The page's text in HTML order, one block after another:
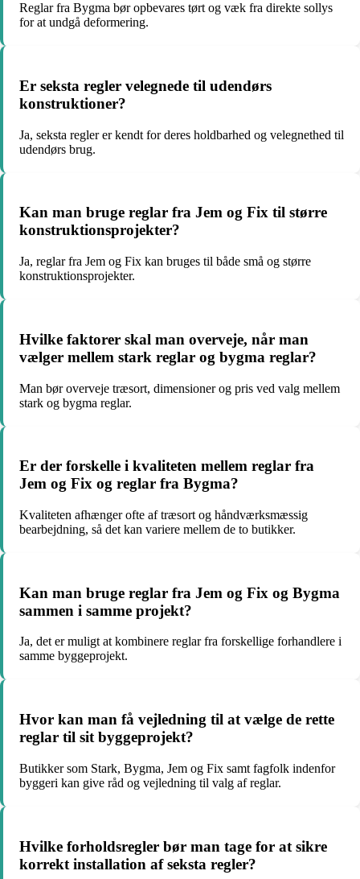
Reglar fra Bygma bør opbevares tørt og væk fra direkte sollys
for at undgå deformering.
Er seksta regler velegnede til udendørs
konstruktioner?
Ja, seksta regler er kendt for deres holdbarhed og velegnethed til
udendørs brug.
Kan man bruge reglar fra Jem og Fix til større
konstruktionsprojekter?
Ja, reglar fra Jem og Fix kan bruges til både små og større
konstruktionsprojekter.
Hvilke faktorer skal man overveje, når man
vælger mellem stark reglar og bygma reglar?
Man bør overveje træsort, dimensioner og pris ved valg mellem
stark og bygma reglar.
Er der forskelle i kvaliteten mellem reglar fra
Jem og Fix og reglar fra Bygma?
Kvaliteten afhænger ofte af træsort og håndværksmæssig
bearbejdning, så det kan variere mellem de to butikker.
Kan man bruge reglar fra Jem og Fix og Bygma
sammen i samme projekt?
Ja, det er muligt at kombinere reglar fra forskellige forhandlere i
samme byggeprojekt.
Hvor kan man få vejledning til at vælge de rette
reglar til sit byggeprojekt?
Butikker som Stark, Bygma, Jem og Fix samt fagfolk indenfor
byggeri kan give råd og vejledning til valg af reglar.
Hvilke forholdsregler bør man tage for at sikre
korrekt installation af seksta regler?